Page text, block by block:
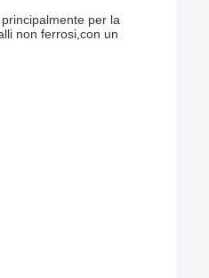
per la
non ferrosi,con un